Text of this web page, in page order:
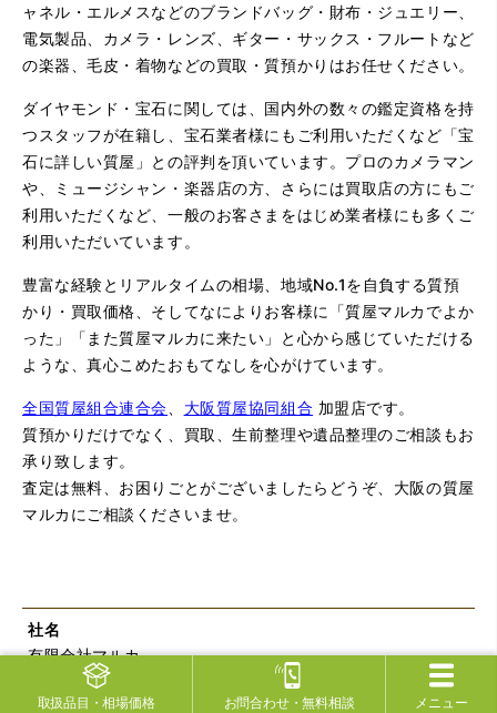
ャネル・エルメスなどのブランドバッグ・財布・ジュエリー、
電気製品、カメラ・レンズ、ギター・サックス・フルートなど
の楽器、毛皮・着物などの買取・質預かりはお任せください。
ダイヤモンド・宝石に関しては、国内外の数々の鑑定資格を持
つスタッフが在籍し、宝石業者様にもご利用いただくなど「宝
石に詳しい質屋」との評判を頂いています。プロのカメラマン
や、ミュージシャン・楽器店の方、さらには買取店の方にもご
利用いただくなど、一般のお客さまをはじめ業者様にも多くご
利用いただいています。
豊富な経験とリアルタイムの相場、地域No.1を自負する質預
かり・買取価格、そしてなによりお客様に「質屋マルカでよか
った」「また質屋マルカに来たい」と心から感じていただける
ような、真心こめたおもてなしを心がけています。
全国質屋組合連合会 大阪質屋協同組合 加盟店です。
質預かりだけでなく、買取、生前整理や遺品整理のご相談もお
承り致します。
査定は無料、お困りごとがございましたらどうぞ、大阪の質屋
マルカにご相談くださいませ。
社名
有限会社マルカ
所在
取扱品目 ・相場価格 お問合わせ・無料相談 メニュー